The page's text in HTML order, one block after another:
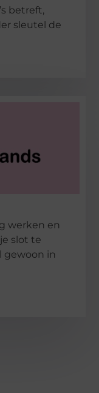
betreft,
sleutel de
werken en
slot te
gewoon in